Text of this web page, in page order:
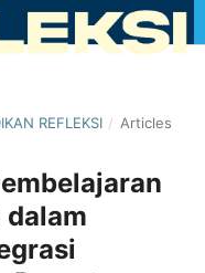
REFLEKSI / Articles
dalam